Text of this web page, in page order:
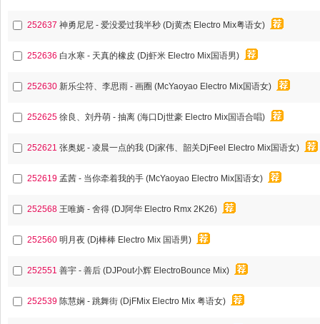
252637 神勇尼尼 - 爱没爱过我半秒 (Dj黄杰 Electro Mix粤语女)
252636 白水寒 - 天真的橡皮 (Dj虾米 Electro Mix国语男)
252630 新乐尘符、李思雨 - 画圈 (McYaoyao Electro Mix国语女)
252625 徐良、刘丹萌 - 抽离 (海口Dj世豪 Electro Mix国语合唱)
252621 张奥妮 - 凌晨一点的我 (Dj家伟、韶关DjFeel Electro Mix国语女)
252619 孟茜 - 当你牵着我的手 (McYaoyao Electro Mix国语女)
252568 王唯旖 - 舍得 (DJ阿华 Electro Rmx 2K26)
252560 明月夜 (Dj棒棒 Electro Mix 国语男)
252551 善宇 - 善后 (DJPout小辉 ElectroBounce Mix)
252539 陈慧娴 - 跳舞街 (DjFMix Electro Mix 粤语女)